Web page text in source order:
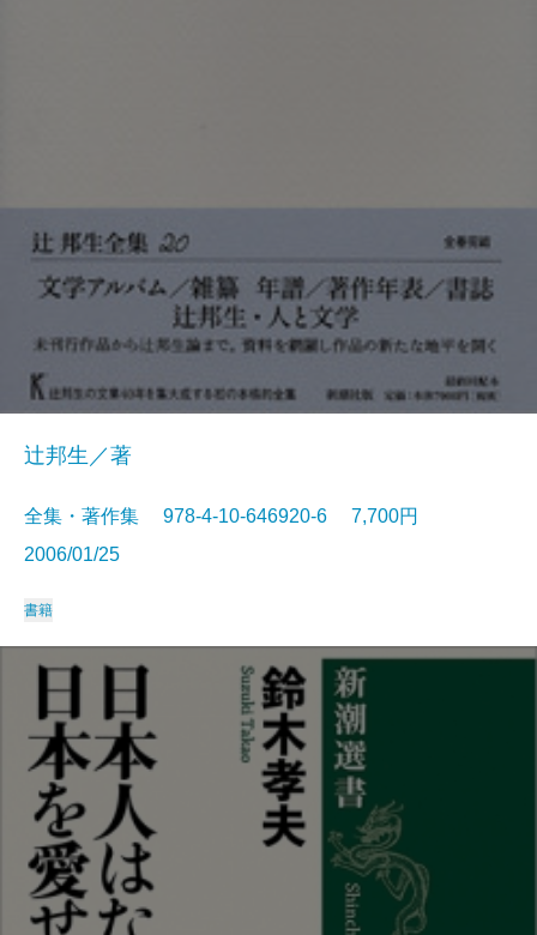
辻邦生／著
全集・著作集 978-4-10-646920-6 7,700円
2006/01/25
書籍